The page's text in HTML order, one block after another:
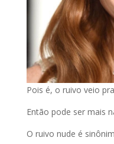
Pois é, o ruivo veio
Então pode ser mais
O ruivo nude é